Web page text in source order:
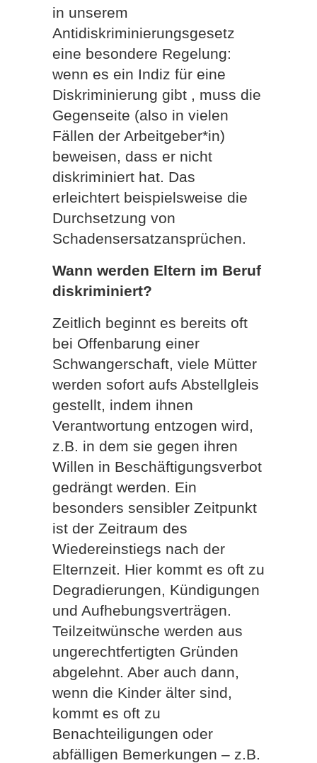
in unserem
Antidiskriminierungsgesetz
eine besondere Regelung:
wenn es ein Indiz für eine
Diskriminierung gibt , muss die
Gegenseite (also in vielen
Fällen der Arbeitgeber*in)
beweisen, dass er nicht
diskriminiert hat. Das
erleichtert beispielsweise die
Durchsetzung von
Schadensersatzansprüchen.
Wann werden Eltern im Beruf
diskriminiert?
Zeitlich beginnt es bereits oft
bei Offenbarung einer
Schwangerschaft, viele Mütter
werden sofort aufs Abstellgleis
gestellt, indem ihnen
Verantwortung entzogen wird,
z.B. in dem sie gegen ihren
Willen in Beschäftigungsverbot
gedrängt werden. Ein
besonders sensibler Zeitpunkt
ist der Zeitraum des
Wiedereinstiegs nach der
Elternzeit. Hier kommt es oft zu
Degradierungen, Kündigungen
und Aufhebungsverträgen.
Teilzeitwünsche werden aus
ungerechtfertigten Gründen
abgelehnt. Aber auch dann,
wenn die Kinder älter sind,
kommt es oft zu
Benachteiligungen oder
abfälligen Bemerkungen – z.B.